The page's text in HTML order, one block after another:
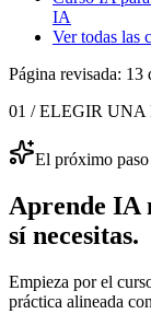
IA
Ver todas las
Página revisada: 13
01 / ELEGIR UNA
El próximo paso
Aprende IA
sí necesitas.
Empieza por el
práctica alineada